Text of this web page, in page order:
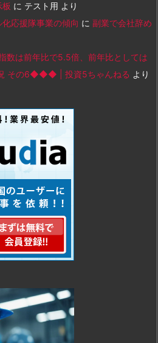
に テスト用 より
化応援隊事業の傾向 に 副業で会社辞め
数は前年比で5.5倍、前年比としては
その6◆◆◆ | 投資5ちゃんねる より